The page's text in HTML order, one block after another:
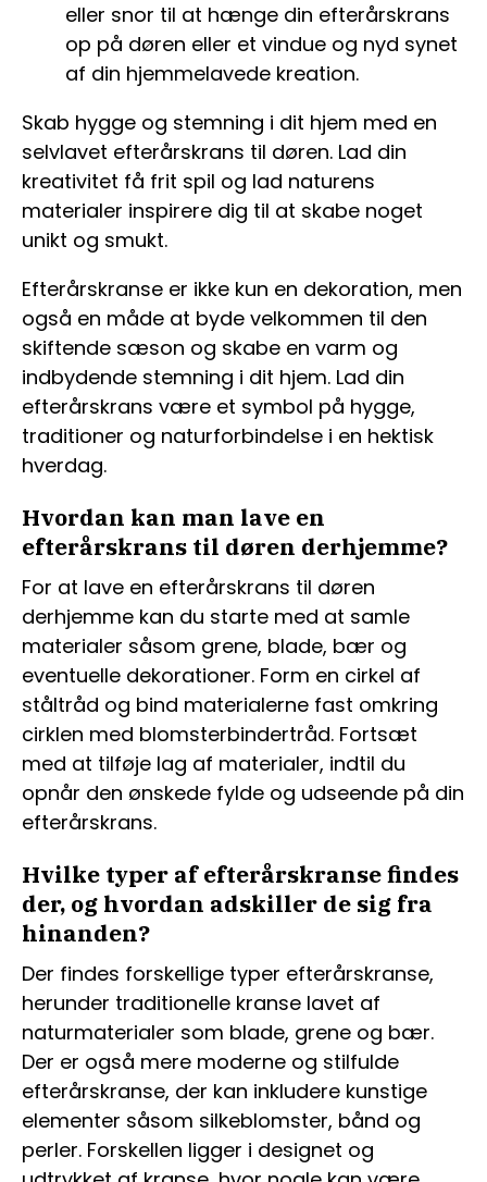
eller snor til at hænge din efterårskrans
op på døren eller et vindue og nyd synet
af din hjemmelavede kreation.
Skab hygge og stemning i dit hjem med en
selvlavet efterårskrans til døren. Lad din
kreativitet få frit spil og lad naturens
materialer inspirere dig til at skabe noget
unikt og smukt.
Efterårskranse er ikke kun en dekoration, men
også en måde at byde velkommen til den
skiftende sæson og skabe en varm og
indbydende stemning i dit hjem. Lad din
efterårskrans være et symbol på hygge,
traditioner og naturforbindelse i en hektisk
hverdag.
Hvordan kan man lave en
efterårskrans til døren derhjemme?
For at lave en efterårskrans til døren
derhjemme kan du starte med at samle
materialer såsom grene, blade, bær og
eventuelle dekorationer. Form en cirkel af
ståltråd og bind materialerne fast omkring
cirklen med blomsterbindertråd. Fortsæt
med at tilføje lag af materialer, indtil du
opnår den ønskede fylde og udseende på din
efterårskrans.
Hvilke typer af efterårskranse findes
der, og hvordan adskiller de sig fra
hinanden?
Der findes forskellige typer efterårskranse,
herunder traditionelle kranse lavet af
naturmaterialer som blade, grene og bær.
Der er også mere moderne og stilfulde
efterårskranse, der kan inkludere kunstige
elementer såsom silkeblomster, bånd og
perler. Forskellen ligger i designet og